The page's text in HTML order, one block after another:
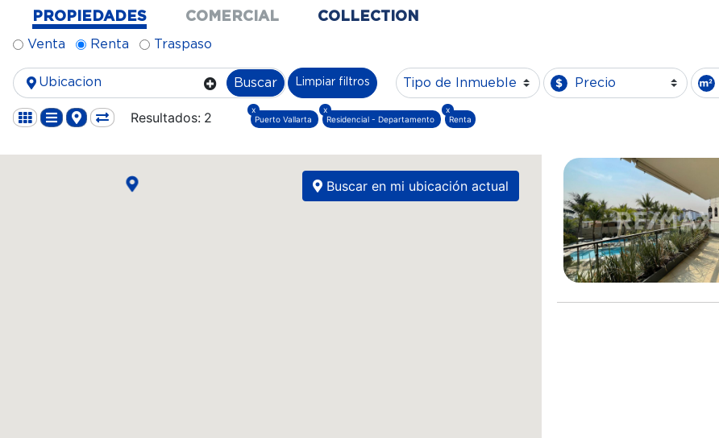
PROPIEDADES COMERCIAL COLLECTION
Venta Renta Traspaso
Buscar Limpiar filtros Tipo de Inmueble Precio
Resultados: 2 Puerto Vallarta
x
Residencial - Departamento
x
Renta
x
Buscar en mi ubicación actual